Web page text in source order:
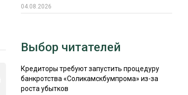
04.08.2026
Выбор читателей
Кредиторы требуют запустить процедуру
банкротства «Соликамскбумпрома» из-за
роста убытков